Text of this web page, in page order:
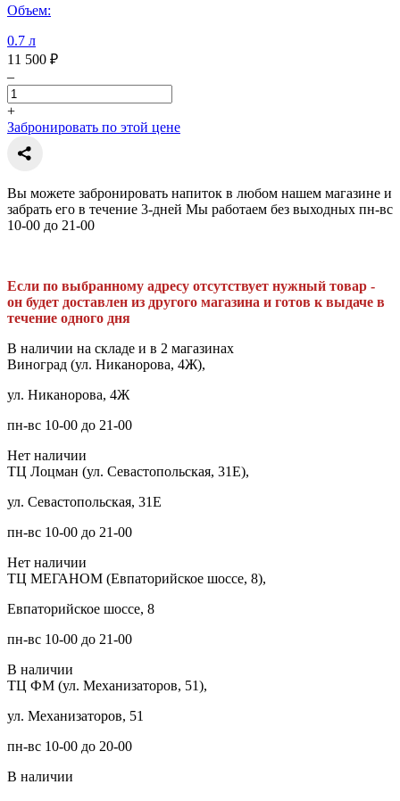
Объем:
0.7 л
11 500 ₽
–
+
Забронировать по этой цене
Вы можете забронировать напиток в любом нашем магазине и
забрать его в течение 3-дней Мы работаем без выходных пн-вс
10-00 до 21-00
Если по выбранному адресу отсутствует нужный товар -
он будет доставлен из другого магазина и готов к выдаче в
течение одного дня
В наличии на складе и в 2 магазинах
Виноград (ул. Никанорова, 4Ж),
ул. Никанорова, 4Ж
пн-вс 10-00 до 21-00
Нет наличии
ТЦ Лоцман (ул. Севастопольская, 31Е),
ул. Севастопольская, 31Е
пн-вс 10-00 до 21-00
Нет наличии
ТЦ МЕГАНОМ (Евпаторийское шоссе, 8),
Евпаторийское шоссе, 8
пн-вс 10-00 до 21-00
В наличии
ТЦ ФМ (ул. Механизаторов, 51),
ул. Механизаторов, 51
пн-вс 10-00 до 20-00
В наличии